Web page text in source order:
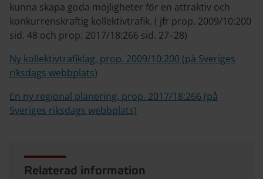
kunna skapa goda möjligheter för en attraktiv och
konkurrenskraftig kollektivtrafik. ( jfr prop. 2009/10:200
sid. 48 och prop. 2017/18:266 sid. 27–28)
Ny kollektivtrafiklag, prop. 2009/10:200 (på Sveriges
riksdags webbplats)
En ny regional planering, prop. 2017/18:266 (på
Sveriges riksdags webbplats)
Relaterad information